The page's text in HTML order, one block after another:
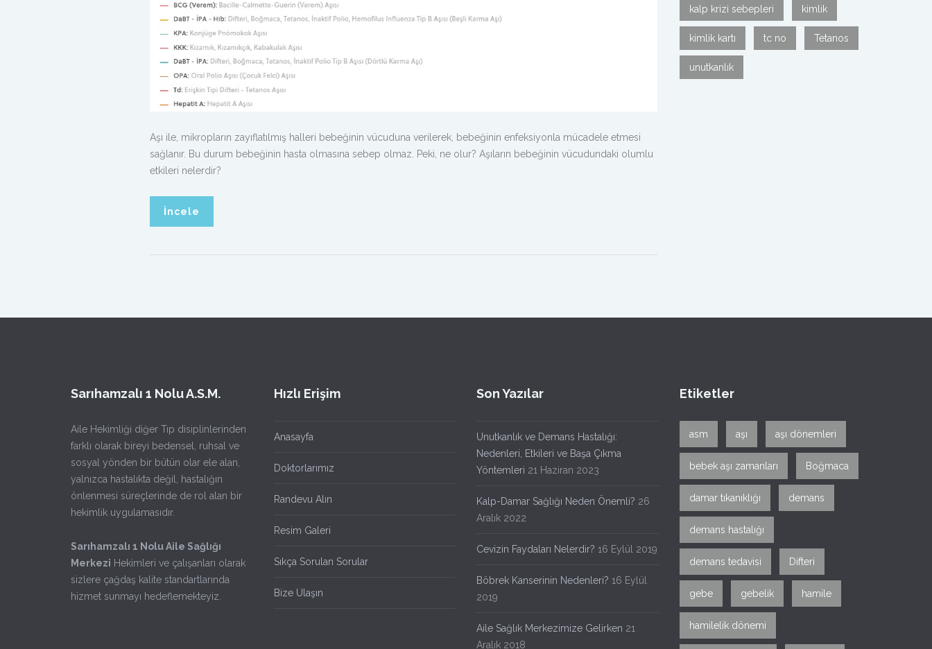
Aşı ile, mikropların zayıflatılmış halleri bebeğinin vücuduna verilerek, bebeğinin enfeksiyonla mücadele etmesi
sağlanır. Bu durum bebeğinin hasta olmasına sebep olmaz. Peki, ne olur? Aşıların bebeğinin vücudundaki olumlu
etkileri nelerdir?
İncele
kalp krizi sebepleri kimlik
kimlik kartı tc no Tetanos
unutkanlık
Sarıhamzalı 1 Nolu A.S.M.
Aile Hekimliği diğer Tıp disiplinlerinden
farklı olarak bireyi bedensel, ruhsal ve
sosyal yönden bir bütün olar ele alan,
yalnızca hastalıkta değil, hastalığın
önlenmesi süreçlerinde de rol alan bir
hekimlik uygulamasıdır.
Sarıhamzalı 1 Nolu Aile Sağlığı
Merkezi Hekimleri ve çalışanları olarak
sizlere çağdaş kalite standartlarında
hizmet sunmayı hedeflemekteyiz.
Hızlı Erişim
Anasayfa
Doktorlarımız
Randevu Alın
Resim Galeri
Sıkça Sorulan Sorular
Bize Ulaşın
Son Yazılar
Unutkanlık ve Demans Hastalığı:
Nedenleri, Etkileri ve Başa Çıkma
Yöntemleri 21 Haziran 2023
Kalp-Damar Sağlığı Neden Önemli? 26
Aralık 2022
Cevizin Faydaları Nelerdir? 16 Eylül 2019
Böbrek Kanserinin Nedenleri? 16 Eylül
2019
Aile Sağlık Merkezimize Gelirken 21
Aralık 2018
Etiketler
asm aşı aşı dönemleri
bebek aşı zamanları Boğmaca
damar tıkanıklığı demans
demans hastalığı
demans tedavisi Difteri
gebe gebelik hamile
hamilelik dönemi